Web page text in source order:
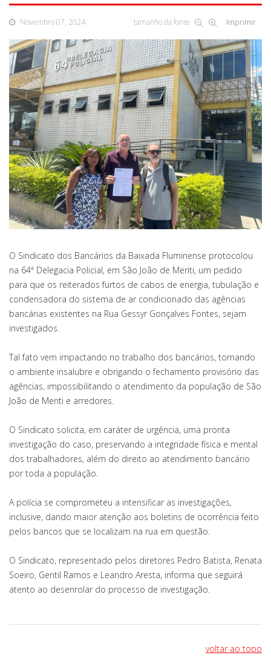
Novembro 07, 2024 tamanho da fonte Imprimir
O Sindicato dos Bancários da Baixada Fluminense protocolou
na 64ª Delegacia Policial, em São João de Meriti, um pedido
para que os reiterados furtos de cabos de energia, tubulação e
condensadora do sistema de ar condicionado das agências
bancárias existentes na Rua Gessyr Gonçalves Fontes, sejam
investigados.
Tal fato vem impactando no trabalho dos bancários, tornando
o ambiente insalubre e obrigando o fechamento provisório das
agências, impossibilitando o atendimento da população de São
João de Meriti e arredores.
O Sindicato solicita, em caráter de urgência, uma pronta
investigação do caso, preservando a integridade física e mental
dos trabalhadores, além do direito ao atendimento bancário
por toda a população.
A polícia se comprometeu a intensificar as investigações,
inclusive, dando maior atenção aos boletins de ocorrência feito
pelos bancos que se localizam na rua em questão.
O Sindicato, representado pelos diretores Pedro Batista, Renata
Soeiro, Gentil Ramos e Leandro Aresta, informa que seguirá
atento ao desenrolar do processo de investigação.
voltar ao topo